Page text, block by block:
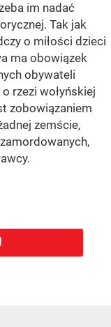
im nadać
Tak jak
o miłości dzieci
ma obowiązek
obywateli
rzezi wołyńskiej
zobowiązaniem
zemście,